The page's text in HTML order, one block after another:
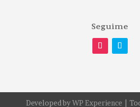
Seguime
Developed byWP Experience |